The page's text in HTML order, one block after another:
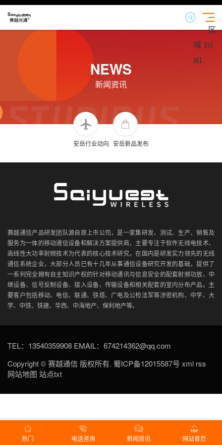
区
域 【切
换】
NEWS
新闻资讯
安岳行业动向 安岳新品发布
赛越通信产品研发团队源自原上市公司，是一家集研发、测试、生产、销售及
服务为一体的移动通信设备和解决方案提供商，主要专注于软件无线电技术、
高线性大功率射频技术为代表的核心技术研究，在国内是研发实力领先的无线
通信系统企业，大部分人员已有十几年从事通信设备研究开发的基础，提供了
一系列完全拥有自主知识产权的针对移动通讯与信息安全的配套射频功放、中
继设备、信号反制设备、接入设备、传输设备和相关配套的室内分布产品。主
要客户包括移动、电信、联通、铁塔、广电及公检法军等涉密机构、中学、大
学、中铁、铁建、华西、中海地产、保利地产等。
TEL：13540359908 EMAIL：674214362@qq.com
Copyright © 赛越通信 版权所有. 蜀ICP备12015587号 xml rss
网站地图 站点txt
热门 电话咨询 新闻资讯 网站首页